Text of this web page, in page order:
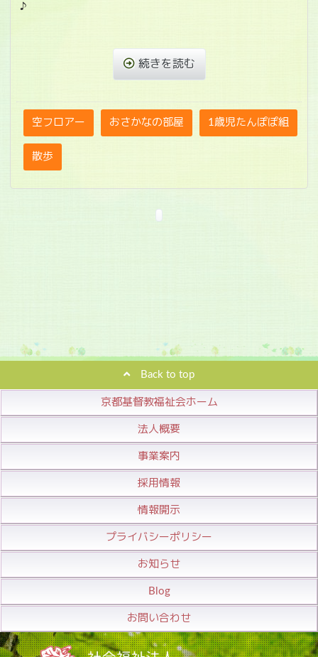
♪
続きを読む
空フロアー おさかなの部屋 1歳児たんぽぽ組
散歩
Back to top
京都基督教福祉会ホーム
法人概要
事業案内
採用情報
情報開示
プライバシーポリシー
お知らせ
Blog
お問い合わせ